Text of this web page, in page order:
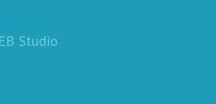
Studio